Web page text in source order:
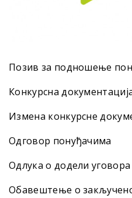
Позив за подношење
Конкурсна
Измена конкурсне
Одговор понуђачима
Одлука о додели уговора
Обавештење о